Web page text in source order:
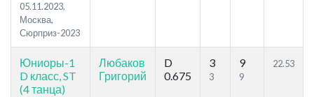
05.11.2023,
Москва,
Сюрприз-2023
Юниоры-1
D класс, ST
(4 танца)
Любаков
Григорий
D
0.675
3
3
9
9
22.53